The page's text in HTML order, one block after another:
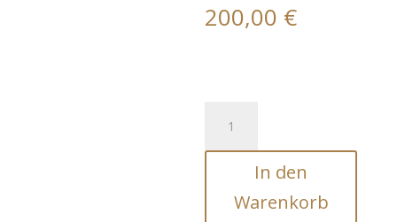
200,00 €
OCULAR
HARMONIC
(Vereinigung
spirituelle
In den
Warenkorb